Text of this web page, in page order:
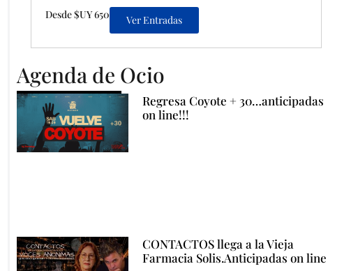
Desde $UY 650 Ver Entradas
Agenda de Ocio
Regresa Coyote + 30…anticipadas
on line!!!
CONTACTOS llega a la Vieja
Farmacia Solis.Anticipadas on line